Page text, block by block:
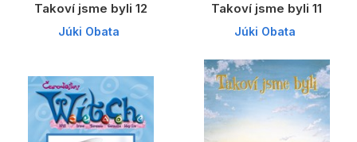
Kuchařky
Poezie
Populárně - naučná pro dospělé
Takoví jsme byli 12
Júki Obata
Takoví jsme byli 11
Júki Obata